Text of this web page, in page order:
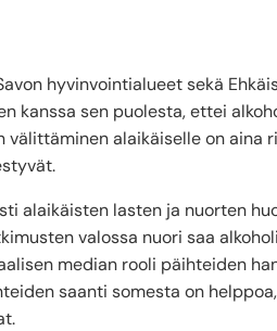
hyvinvointialueet sekä
kanssa sen puolesta, ettei
alaikäiselle on aina
alaikäisten lasten ja nuorten
valossa nuori saa
median rooli päihteiden
saanti somesta on